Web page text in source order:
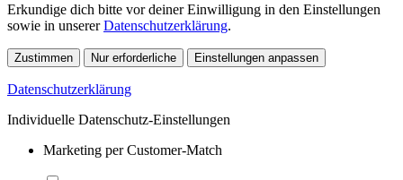
Erkundige dich bitte vor deiner Einwilligung in den Einstellungen
sowie in unsererDatenschutzerklärung.
Zustimmen Nur erforderliche Einstellungen anpassen
Datenschutzerklärung
Individuelle Datenschutz-Einstellungen
Marketing per Customer-Match